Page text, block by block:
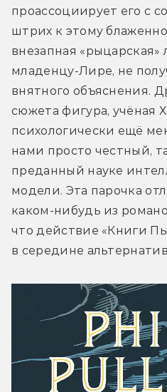
проассоциирует его с
штрих к этому
внезапная
младенцу-Лире, не
внятного объяснения.
сюжета фигура, учёная
психологически ещё
нами просто честный,
преданный науке
модели. Эта парочка
каком-нибудь из
что действие «Книги
в середине